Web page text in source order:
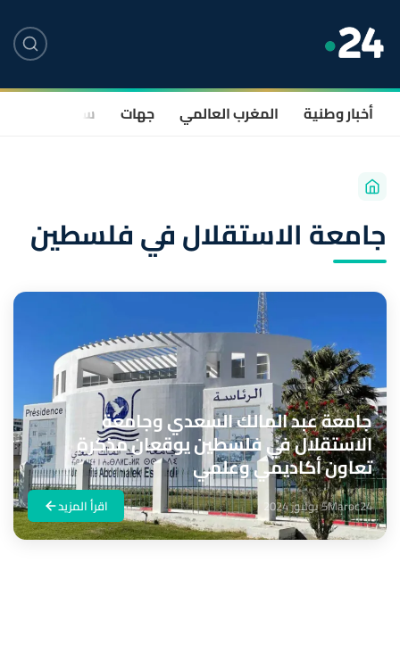
أخبار وطنية المغرب العالمي جهات سياسة
جامعة الاستقلال في فلسطين
جامعة عبد المالك السعدي وجامعة
الاستقلال في فلسطين يوقعان مذكرة
تعاون أكاديمي وعلمي
Maroc245 يوليوز 2024 اقرأ المزيد